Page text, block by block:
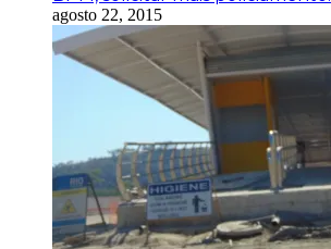
agosto 22, 2015